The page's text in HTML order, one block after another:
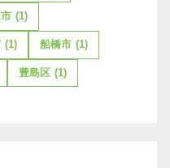
(1)
(1) 船橋市 (1)
豊島区 (1)